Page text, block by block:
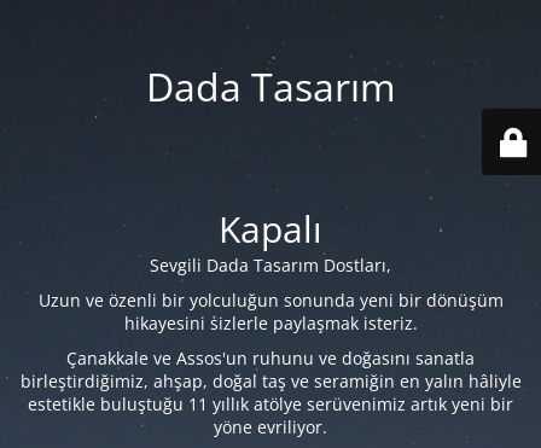
Dada Tasarım
Kapalı
Sevgili Dada Tasarım Dostları,
Uzun ve özenli bir yolculuğun sonunda yeni bir dönüşüm
hikayesini sizlerle paylaşmak isteriz.
Çanakkale ve Assos'un ruhunu ve doğasını sanatla
birleştirdiğimiz, ahşap, doğal taş ve seramiğin en yalın hâliyle
estetikle buluştuğu 11 yıllık atölye serüvenimiz artık yeni bir
yöne evriliyor.